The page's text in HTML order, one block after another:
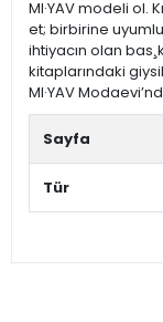
MI·YAV modeli ol.
et; birbirine
ihtiyacın olan
kitaplarındaki
MI·YAV
Sayfa
Tür